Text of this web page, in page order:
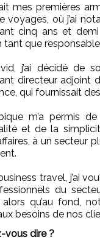
mes premières
voyages, où j’ai
cinq ans et
tant que
j’ai décidé de
directeur adjoint
qui fournissait
m’a permis
et de la
à un secteur
travel, j’ai
du
alors qu’au fond,
besoins de nos
vous dire ?